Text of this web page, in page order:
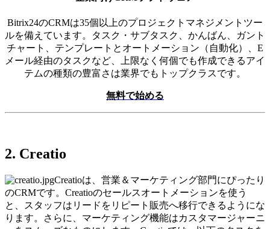
Bitrix24のCRMは35個以上のプロジェクトマネジメントツー
ルを備えています。タスク・サブタスク、かんばん、ガント
チャート、テンプレートとオートメーション（自動化）、E
メール経由のタスクなど、上限なく何個でも作成できるアイ
テムの種類の豊富さは業界でもトップクラスです。
無料で始める
2. Creatio
Creatioは、営業＆マーケティング部門にぴったり
のCRMです。Creatioのセールスオートメーションを使う
と、スタッフはリードをリピート販売へ移行できるようにな
ります。さらに、マーケティング機能はカスタマージャーニ